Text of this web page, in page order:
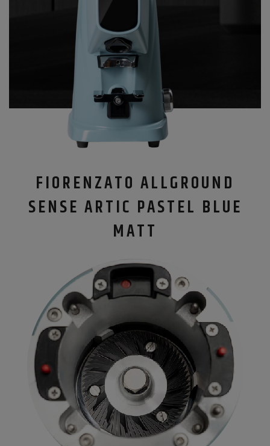
FIORENZATO ALLGROUND
SENSE ARTIC PASTEL BLUE
MATT